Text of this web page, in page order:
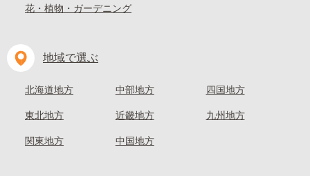
花・植物・ガーデニング
地域で選ぶ
北海道地方
東北地方
関東地方
中部地方
近畿地方
中国地方
四国地方
九州地方